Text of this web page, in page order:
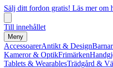
Sälj ditt fordon gratis! Läs mer om
Till innehållet
Meny
AccessoarerAntikt & Design
Kameror & OptikFrimärken
Tablets & WearablesTrädgård &